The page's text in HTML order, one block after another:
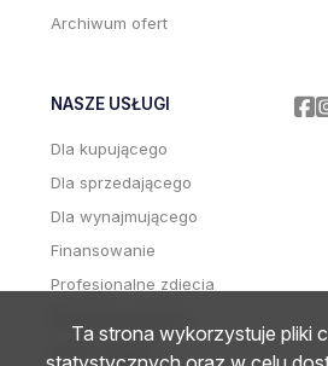
Archiwum ofert
NASZE USŁUGI
Dla kupującego
Dla sprzedającego
Dla wynajmującego
Finansowanie
Profesjonalne zdjęcia
Home staging
Ta strona wykorzystuje pliki